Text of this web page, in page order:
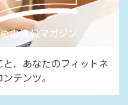
、あなたのフィットネ
テンツ。